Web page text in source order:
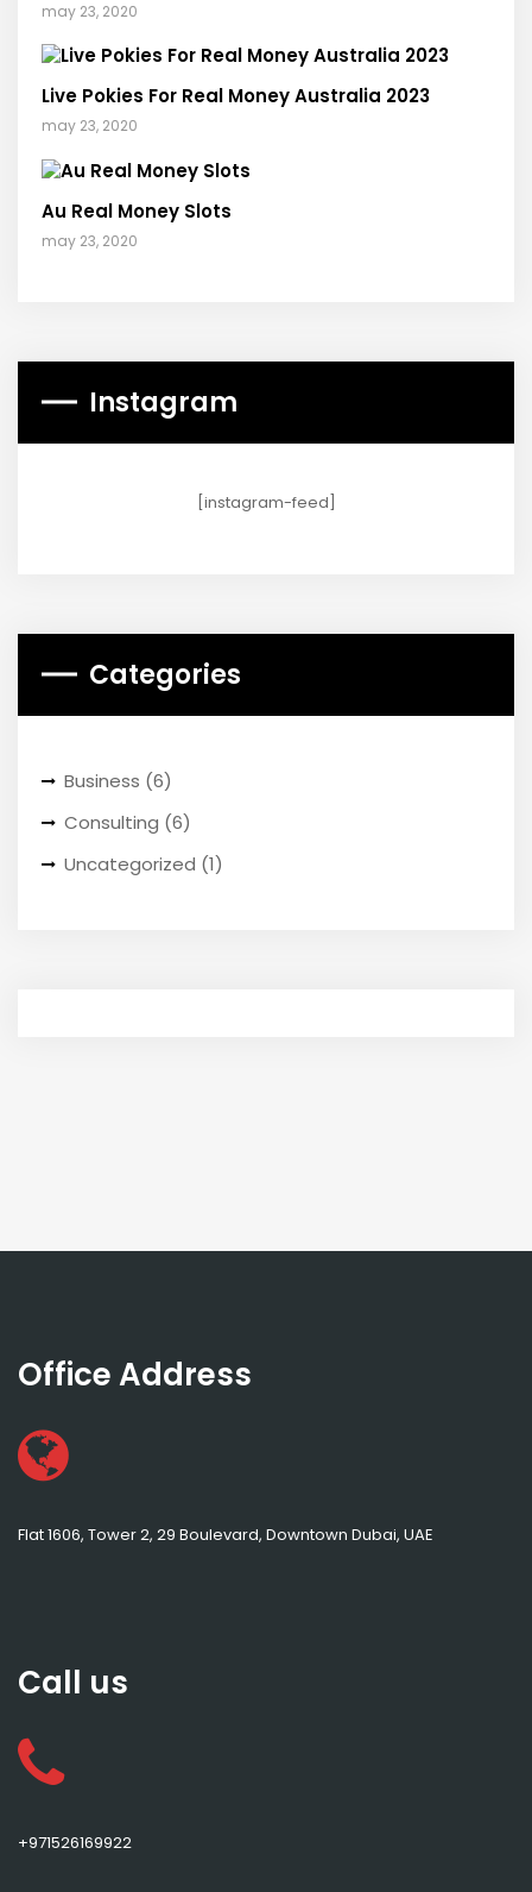
may 23, 2020
Live Pokies For Real Money Australia 2023
may 23, 2020
Au Real Money Slots
may 23, 2020
Instagram
[instagram-feed]
Categories
Business (6)
Consulting (6)
Uncategorized (1)
Office Address
Flat 1606, Tower 2, 29 Boulevard, Downtown Dubai, UAE
Call us
+971526169922